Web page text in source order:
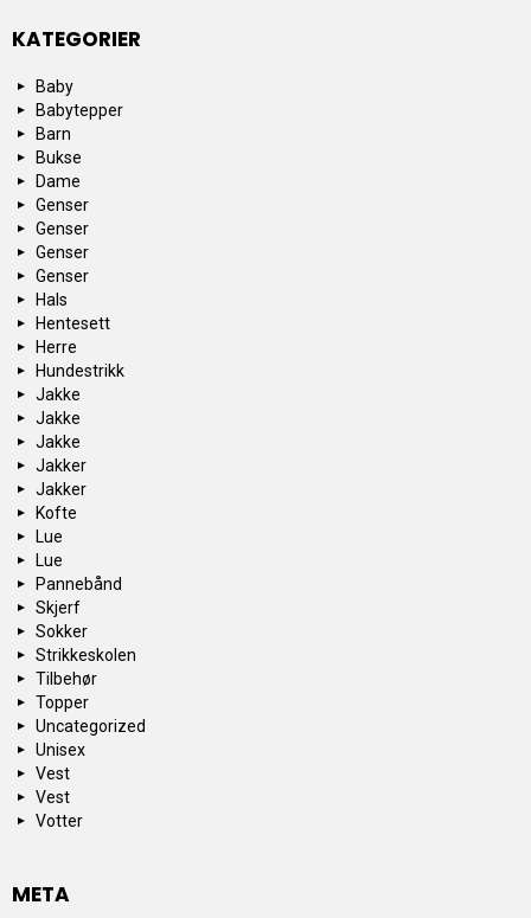
KATEGORIER
Baby
Babytepper
Barn
Bukse
Dame
Genser
Genser
Genser
Genser
Hals
Hentesett
Herre
Hundestrikk
Jakke
Jakke
Jakke
Jakker
Jakker
Kofte
Lue
Lue
Pannebånd
Skjerf
Sokker
Strikkeskolen
Tilbehør
Topper
Uncategorized
Unisex
Vest
Vest
Votter
META